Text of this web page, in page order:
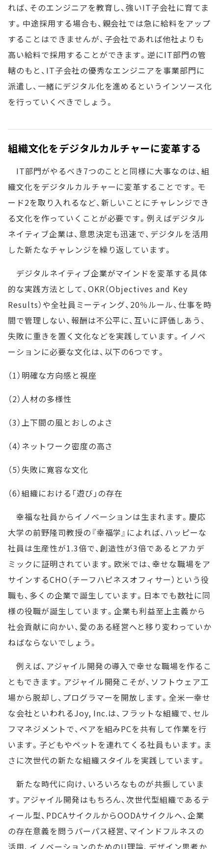
れば、そのエンジニアを教育し、強いIT子会社に育てま
す。中途採用する場合も、親会社では急に給料をアップ
することはできませんが、子会社であれば他社よりも
高い給料で採用することができます。逆にIT部門の管
轄のもと、IT子会社の優秀なエンジニアを事業部門に
派遣し、一緒にデジタル化を進めるというインソース化
を行っていくべきでしょう。
組織文化をデジタルカルチャーに変革する
IT部門がやるべき7つのことと同様に大事なのは、組
織文化をデジタルカルチャーに変革することです。モ
ード2を取り入れるなど、新しいことにチャレンジでき
る文化を作っていくことが必要です。例えばデジタル
ネイティブ企業は、意思決定も迅速で、デジタルを活用
した新たなチャレンジを繰り返しています。
デジタルネイティブ企業がマインドを変革する具体
的な実践方法として、OKR（Objectives and Key
Results）や全社員ミーティング、20％ルール、仕事を時
間で管理しない、報酬は不公平に、互いに評価しあう、
失敗に重きを置く文化などを実践しています。イノベ
ーションに必要な文化は、以下の6つです。
（1）明確な方向感と視座
（2）人材の多様性
（3）上下間の風とおしのよさ
（4）ネットワーク密度の高さ
（5）失敗に寛容な文化
（6）組織における「遊び」の存在
幸福な社員からイノベーションは生まれます。慶応
大学の前野隆司教授の『幸福学』によれば、ハッピーな
社員は生産性が1.3倍で、創造性が3倍であるとアカデ
ミックに証明されています。欧米では、幸せな職場をア
サインするCHO（チーフハピネスオフィサー）という役
職も、多くの企業で誕生しています。日本でも数社に同
様の役職が誕生しています。企業も利益至上主義から
社会貢献に向かい、愛のある経営へと移り変わっていか
ねばならないでしょう。
例えば、アジャイル開発の導入で幸せな職場を作るこ
ともできます。アジャイル開発こそが、ソフトウェア工
場から脱却し、プログラマーを開放します。全米一幸せ
な会社といわれるJoy, Inc.は、フラットな組織で、セル
フマネジメントで、ペアを組みPCを共有して作業を行
います。子どもやペットを連れてくる社員もいます。ま
さに次世代の新たな組織スタイルを実践しています。
新たな時代に向け、いろいろなものが共振していま
す。アジャイル開発はもちろん、次世代型組織であるテ
ィール型、PDCAサイクルからOODAサイクルへ、企業
の存在意義を問うパーパス経営、マインドフルネスの
活用、イノベーションのためのU理論、デザイン思考か